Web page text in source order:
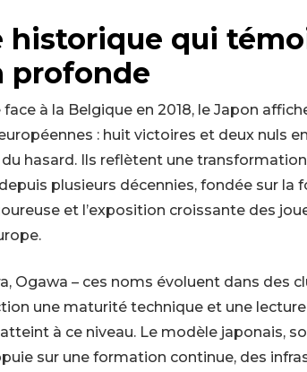
historique qui
profonde
à la Belgique en 2018, le Japon
: huit victoires et deux nuls
hasard. Ils reflètent une
plusieurs décennies, fondée sur la
et l’exposition croissante des
Ogawa – ces noms évoluent dans des
une maturité technique et une lecture
à ce niveau. Le modèle japonais,
sur une formation continue, des